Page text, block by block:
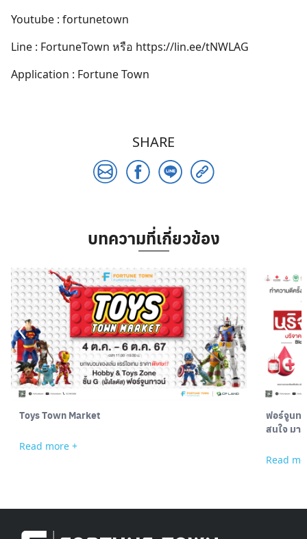
Youtube : fortunetown
Line : FortuneTown หรือ https://lin.ee/tNWLAG
Application : Fortune Town
SHARE
บทความที่เกี่ยวข้อง
Toys Town Market
Read more +
ฟอร์จูนท
สนใจ มา
Read